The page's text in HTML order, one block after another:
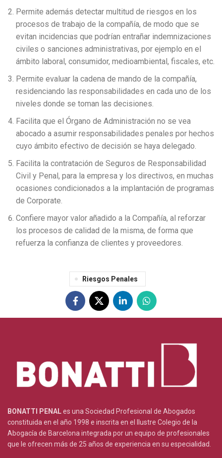
Permite además detectar multitud de riesgos en los
procesos de trabajo de la compañía, de modo que se
evitan incidencias que podrían entrañar indemnizaciones
civiles o sanciones administrativas, por ejemplo en el
ámbito laboral, consumidor, medioambiental, fiscales, etc.
Permite evaluar la cadena de mando de la compañía,
residenciando las responsabilidades en cada uno de los
niveles donde se toman las decisiones.
Facilita que el Órgano de Administración no se vea
abocado a asumir responsabilidades penales por hechos
cuyo ámbito efectivo de decisión se haya delegado.
Facilita la contratación de Seguros de Responsabilidad
Civil y Penal, para la empresa y los directivos, en muchas
ocasiones condicionados a la implantación de programas
de Corporate.
Confiere mayor valor añadido a la Compañía, al reforzar
los procesos de calidad de la misma, de forma que
refuerza la confianza de clientes y proveedores.
Riesgos Penales
BONATTI PENALes una Sociedad Profesional de Abogados
constituida en el año 1998 e inscrita en el Ilustre Colegio de la
Abogacía de Barcelona integrada por un equipo de profesionales
que le ofrecen más de 25 años de experiencia en su especialidad.